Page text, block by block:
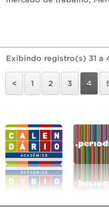
Exibindo registro(s) 31 a
< 1 2 3 4